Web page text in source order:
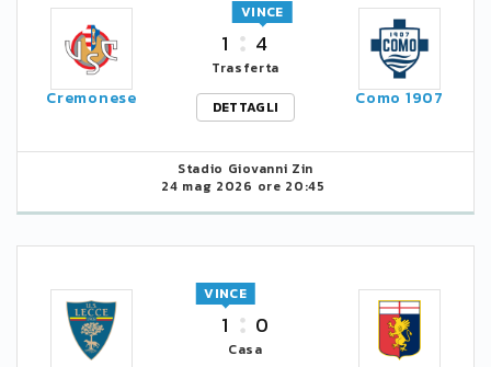
Cremonese
1 4
VINCE
Trasferta
DETTAGLI
Como 1907
Stadio Giovanni Zin
24 mag 2026 ore 20:45
1
VINCE
0
Casa